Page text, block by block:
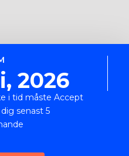
2026
i tid måste Accept
senast 5